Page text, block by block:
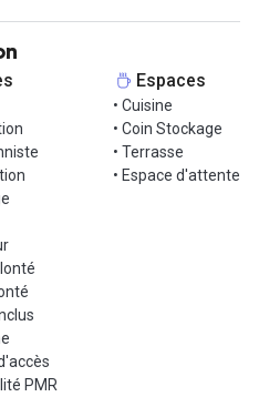
dans le prix de la prestation :
gestion de votre courrier...
via notre messagerie
PMR
Espaces
• Cuisine
• Coin Stockage
• Terrasse
• Espace d'attente